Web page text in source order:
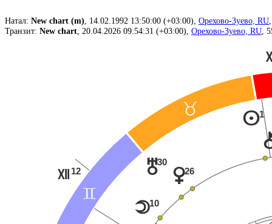
Натал: New chart (m) , 14.02.1992 13:50:00 (+03:00), Орехово-Зуево, RU
Транзит: New chart , 20.04.2026 09:54:31 (+03:00), Орехово-Зуево, RU ,
<
n1
q26
u30
o10
12
R